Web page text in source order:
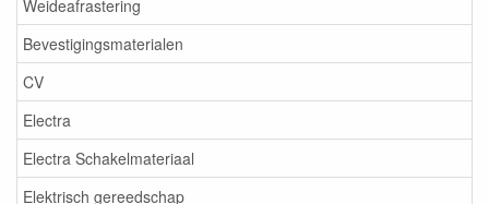
Weideafrastering
Bevestigingsmaterialen
CV
Electra
Electra Schakelmateriaal
Elektrisch gereedschap